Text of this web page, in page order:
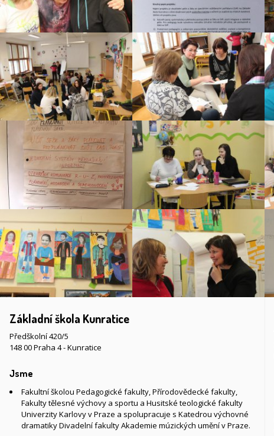
Základní škola Kunratice
Předškolní 420/5
148 00 Praha 4 - Kunratice
Jsme
Fakultní školou Pedagogické fakulty, Přírodovědecké fakulty,
Fakulty tělesné výchovy a sportu a Husitské teologické fakulty
Univerzity Karlovy v Praze a spolupracuje s Katedrou výchovné
dramatiky Divadelní fakulty Akademie múzických umění v Praze.